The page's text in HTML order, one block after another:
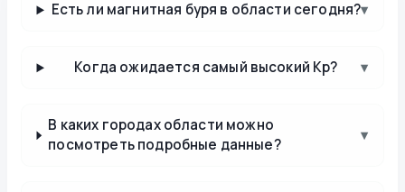
Есть ли магнитная буря в области сегодня?▾
Когда ожидается самый высокий Kp? ▾
В каких городах области можно
посмотреть подробные данные?
▾